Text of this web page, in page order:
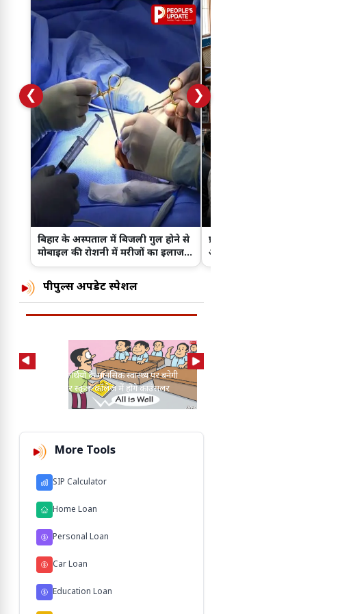
बिहार के अस्पताल में बिजली गुल होने से
मोबाइल की रोशनी में मरीजों का इलाज
किया!
प्राइवेट कार,औचक निरीक्षण और
अर्थदंड...! IPS साहब की इंस्पेक्शन
स्टाइल से पुलिस महकमे में बढ़ी सतर्कता
❮ ❯
पीपुल्स अपडेट स्पेशल
MP में विद्यार्थियों के मानसिक स्वास्थ्य पर बनेगी
नई नीति, हर स्कूल-कॉलेज में होंगे काउंसलर
More Tools
SIP Calculator
Home Loan
Personal Loan
Car Loan
Education Loan